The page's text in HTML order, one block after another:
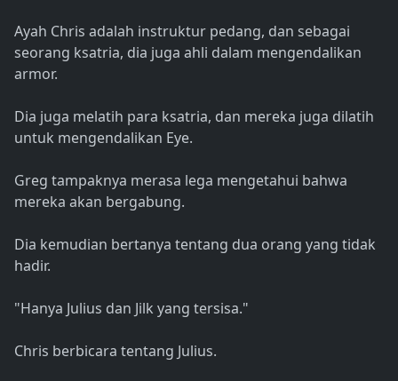
Ayah Chris adalah instruktur pedang, dan sebagai
seorang ksatria, dia juga ahli dalam mengendalikan
armor.
Dia juga melatih para ksatria, dan mereka juga dilatih
untuk mengendalikan Eye.
Greg tampaknya merasa lega mengetahui bahwa
mereka akan bergabung.
Dia kemudian bertanya tentang dua orang yang tidak
hadir.
"Hanya Julius dan Jilk yang tersisa."
Chris berbicara tentang Julius.